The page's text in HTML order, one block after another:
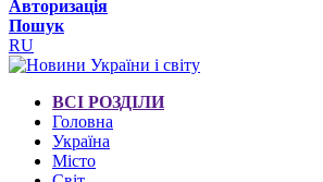
Авторизація
Пошук
RU
ВСІ РОЗДІЛИ
Головна
Україна
Місто